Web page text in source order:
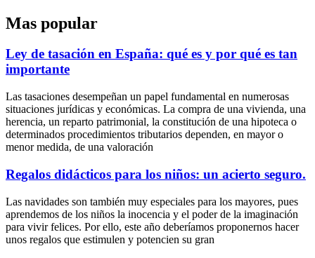
Mas popular
Ley de tasación en España: qué es y por qué es tan
importante
Las tasaciones desempeñan un papel fundamental en numerosas
situaciones jurídicas y económicas. La compra de una vivienda, una
herencia, un reparto patrimonial, la constitución de una hipoteca o
determinados procedimientos tributarios dependen, en mayor o
menor medida, de una valoración
Regalos didácticos para los niños: un acierto seguro.
Las navidades son también muy especiales para los mayores, pues
aprendemos de los niños la inocencia y el poder de la imaginación
para vivir felices. Por ello, este año deberíamos proponernos hacer
unos regalos que estimulen y potencien su gran